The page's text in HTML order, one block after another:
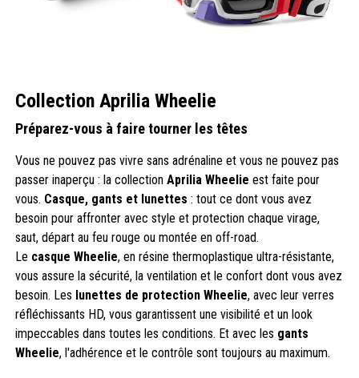
Collection Aprilia Wheelie
Préparez-vous à faire tourner les têtes
Vous ne pouvez pas vivre sans adrénaline et vous ne pouvez pas
passer inaperçu : la collectionAprilia Wheelie est faite pour
vous. Casque, gants et lunettes : tout ce dont vous avez
besoin pour affronter avec style et protection chaque virage,
saut, départ au feu rouge ou montée en off-road.
Le casque Wheelie, en résine thermoplastique ultra-résistante,
vous assure la sécurité, la ventilation et le confort dont vous avez
besoin. Les lunettes de protection Wheelie, avec leur verres
réfléchissants HD, vous garantissent une visibilité et un look
impeccables dans toutes les conditions. Et avec les gants
Wheelie, l'adhérence et le contrôle sont toujours au maximum.